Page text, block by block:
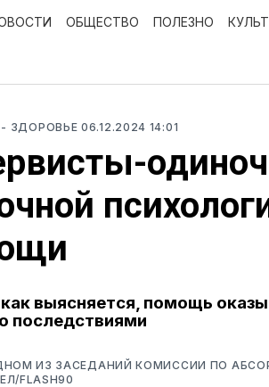
ОБЩЕСТВО ПОЛЕЗНО
- ЗДОРОВЬЕ06.12.2024 14:01
выясняется, помощь
последствиями
ИЗ ЗАСЕДАНИЙ КОМИССИИ ПО
FLASH90